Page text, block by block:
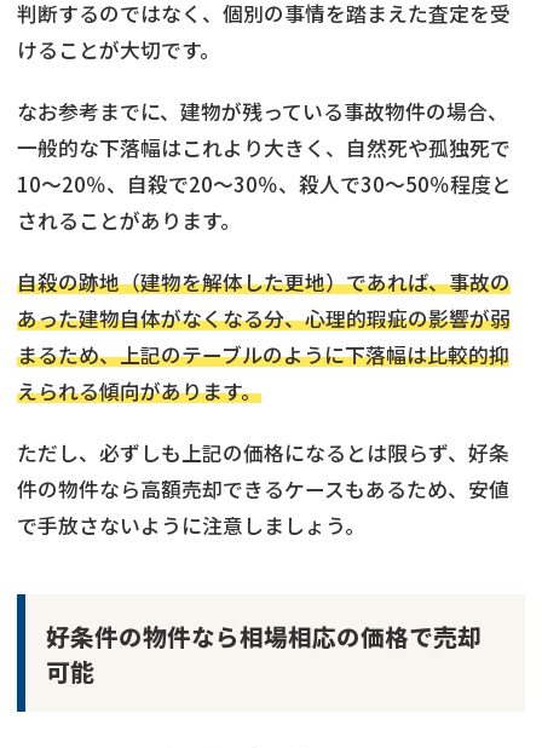
判断するのではなく、個別の事情を踏まえた査定を受
けることが大切です。
なお参考までに、建物が残っている事故物件の場合、
一般的な下落幅はこれより大きく、自然死や孤独死で
10～20％、自殺で20～30％、殺人で30～50％程度と
されることがあります。
自殺の跡地（建物を解体した更地）であれば、事故の
あった建物自体がなくなる分、心理的瑕疵の影響が弱
まるため、上記のテーブルのように下落幅は比較的抑
えられる傾向があります。
ただし、必ずしも上記の価格になるとは限らず、好条
件の物件なら高額売却できるケースもあるため、安値
で手放さないように注意しましょう。
好条件の物件なら相場相応の価格で売却
可能